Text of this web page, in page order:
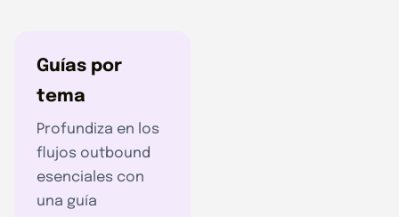
Guías por
tema
Profundiza en los
flujos outbound
esenciales con
una guía